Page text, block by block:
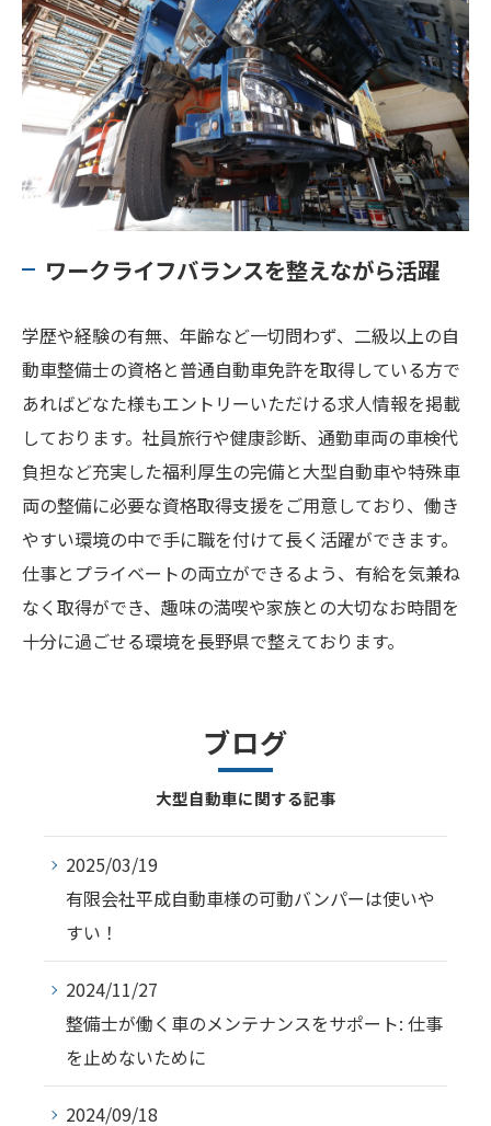
ワークライフバランスを整えながら活躍
学歴や経験の有無、年齢など一切問わず、二級以上の自
動車整備士の資格と普通自動車免許を取得している方で
あればどなた様もエントリーいただける求人情報を掲載
しております。社員旅行や健康診断、通勤車両の車検代
負担など充実した福利厚生の完備と大型自動車や特殊車
両の整備に必要な資格取得支援をご用意しており、働き
やすい環境の中で手に職を付けて長く活躍ができます。
仕事とプライベートの両立ができるよう、有給を気兼ね
なく取得ができ、趣味の満喫や家族との大切なお時間を
十分に過ごせる環境を長野県で整えております。
ブログ
大型自動車に関する記事
2025/03/19
有限会社平成自動車様の可動バンパーは使いや
すい！
2024/11/27
整備士が働く車のメンテナンスをサポート: 仕事
を止めないために
2024/09/18